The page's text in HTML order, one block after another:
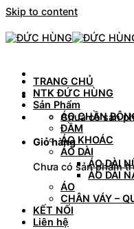
Skip to content
Chưa có sản
Giỏ hàng
Chưa có sản phẩm
TRANG CHỦ
NTK ĐỨC HÙNG
Sản Phẩm
ÁO CHẦN
ĐẦM
ÁO KHOÁC
ÁO DÀI
ÁO DÀI
ÁO DÀI
ÁO
CHÂN VÁY –
KẾT NỐI
Liên hệ